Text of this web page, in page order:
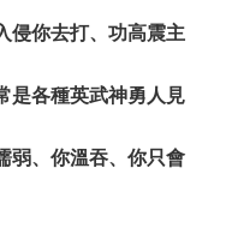
侵你去打、功高震主
是各種英武神勇人見
弱、你溫吞、你只會